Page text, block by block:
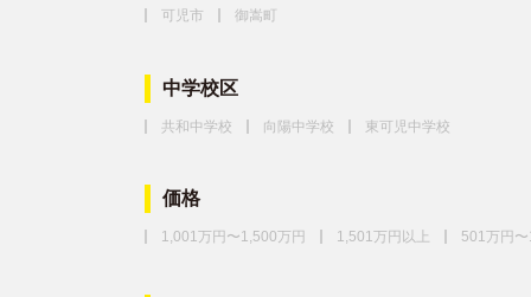
可児市 御嵩町
中学校区
共和中学校 向陽中学校 東可児中学校
価格
1,001万円〜1,500万円 1,501万円以上 501万円